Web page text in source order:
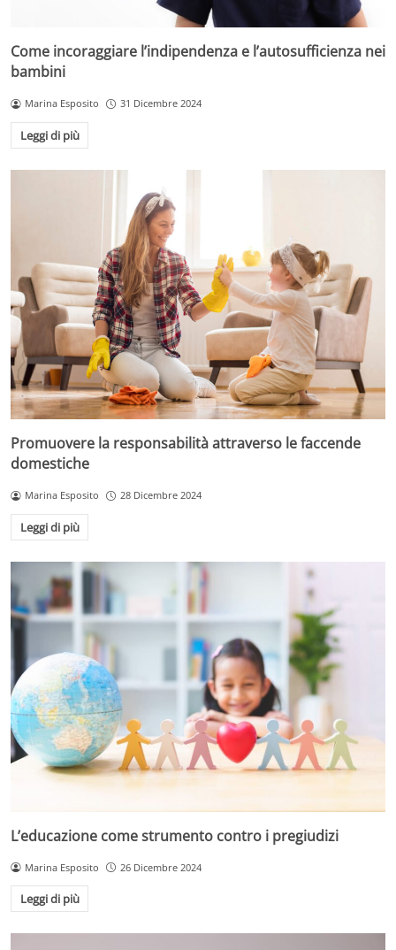
Come incoraggiare l’indipendenza e l’autosufficienza nei
bambini
Marina Esposito 31 Dicembre 2024
Leggi di più
Promuovere la responsabilità attraverso le faccende
domestiche
Marina Esposito 28 Dicembre 2024
Leggi di più
L’educazione come strumento contro i pregiudizi
Marina Esposito 26 Dicembre 2024
Leggi di più